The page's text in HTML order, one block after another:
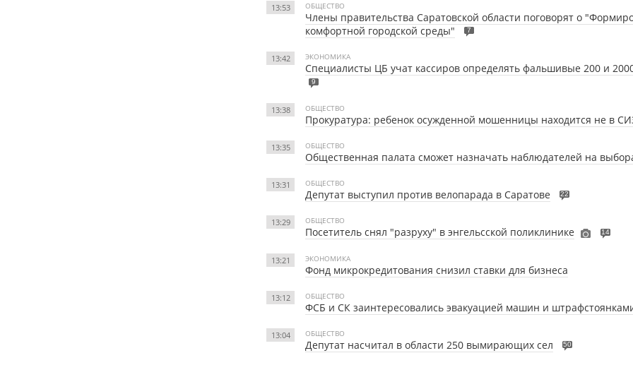
13:53 ОБЩЕСТВО
Члены правительства Саратовской области поговорят о
комфортной городской среды"
7
13:42 ЭКОНОМИКА
Специалисты ЦБ учат кассиров определять фальшивые 200 и
9
13:38 ОБЩЕСТВО
Прокуратура: ребенок осужденной мошенницы находится не в
13:35 ОБЩЕСТВО
Общественная палата сможет назначать наблюдателей на
13:31 ОБЩЕСТВО
Депутат выступил против велопарада в Саратове 22
13:29 ОБЩЕСТВО
Посетитель снял "разруху" в энгельсской поликлинике 14
13:21 ЭКОНОМИКА
Фонд микрокредитования снизил ставки для бизнеса
13:12 ОБЩЕСТВО
ФСБ и СК заинтересовались эвакуацией машин и
13:04 ОБЩЕСТВО
Депутат насчитал в области 250 вымирающих сел 50